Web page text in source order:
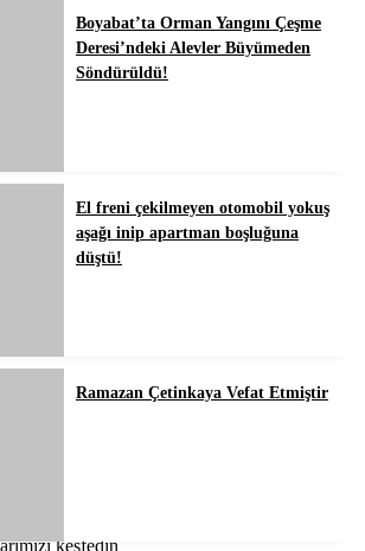
Boyabat’ta Orman Yangını Çeşme
Deresi’ndeki Alevler Büyümeden
Söndürüldü!
El freni çekilmeyen otomobil yokuş
aşağı inip apartman boşluğuna
düştü!
Ramazan Çetinkaya Vefat Etmiştir
keşfedin